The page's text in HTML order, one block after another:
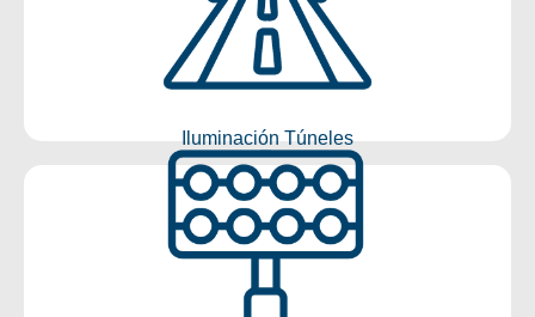
Iluminación Túneles
Conocer más
Iluminación Escenarios
Deportivos